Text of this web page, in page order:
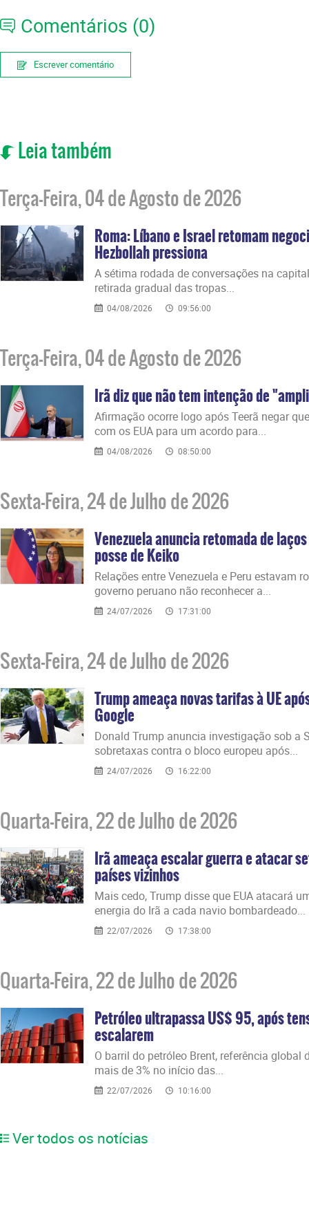
Comentários (0)
Escrever comentário
Leia também
Terça-Feira, 04 de Agosto de 2026
Roma: Líbano e Israel retomam
Hezbollah pressiona
A sétima rodada de conversações na
retirada gradual das tropas...
04/08/2026 09:56:00
Terça-Feira, 04 de Agosto de 2026
Irã diz que não tem intenção de
Afirmação ocorre logo após Teerã negar
com os EUA para um acordo para...
04/08/2026 08:50:00
Sexta-Feira, 24 de Julho de 2026
Venezuela anuncia retomada de
posse de Keiko
Relações entre Venezuela e Peru estavam
governo peruano não reconhecer a...
24/07/2026 17:31:00
Sexta-Feira, 24 de Julho de 2026
Trump ameaça novas tarifas à UE
Google
Donald Trump anuncia investigação sob a
sobretaxas contra o bloco europeu após...
24/07/2026 16:22:00
Quarta-Feira, 22 de Julho de 2026
Irã ameaça escalar guerra e atacar
países vizinhos
Mais cedo, Trump disse que EUA atacará
energia do Irã a cada navio bombardeado...
22/07/2026 17:38:00
Quarta-Feira, 22 de Julho de 2026
Petróleo ultrapassa US$ 95, após
escalarem
O barril do petróleo Brent, referência global
mais de 3% no início das...
22/07/2026 10:16:00
Ver todos os notícias